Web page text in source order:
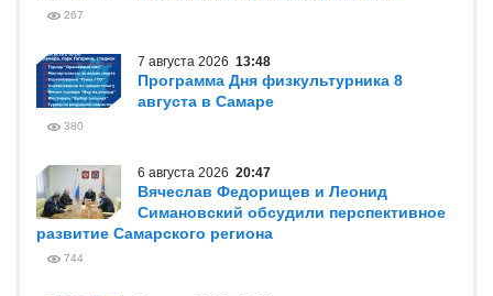
267
7 августа 2026 13:48
Программа Дня физкультурника 8
августа в Самаре
380
6 августа 2026 20:47
Вячеслав Федорищев и Леонид
Симановский обсудили перспективное
развитие Самарского региона
744